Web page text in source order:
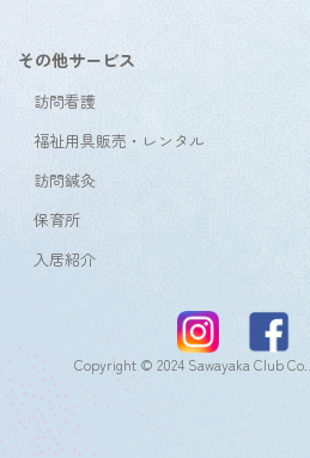
その他サービス
訪問看護
福祉用具販売・レンタル
訪問鍼灸
保育所
入居紹介
Copyright © 2024 Sawayaka Club